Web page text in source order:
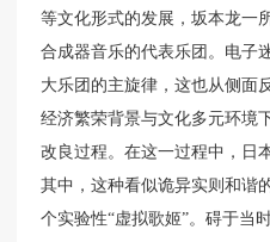
等文化形式的发展，坂本龙一
合成器音乐的代表乐团。电子
大乐团的主旋律，这也从侧面
经济繁荣背景与文化多元环境
改良过程。在这一过程中，日
其中，这种看似诡异实则和谐
个实验性“虚拟歌姬”。碍于当